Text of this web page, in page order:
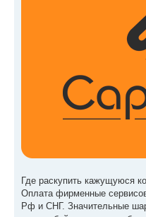
Где раскупить кажущуюся
Оплата фирменные
Рф и СНГ. Значительные